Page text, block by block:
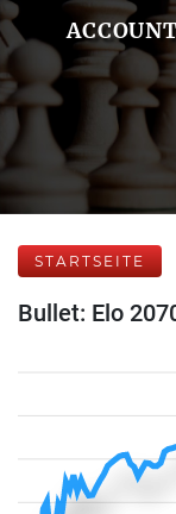
STARTSEITE
Bullet: Elo